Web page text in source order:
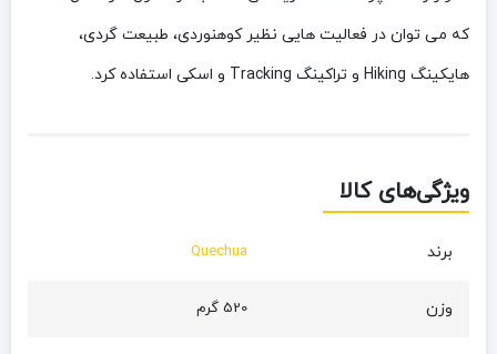
که می توان در فعالیت هایی نظیر کوهنوردی، طبیعت گردی،
هایکینگ Hiking و تراکینگ Tracking و اسکی استفاده کرد.
ویژگی‌های کالا
برند Quechua
وزن 520 گرم